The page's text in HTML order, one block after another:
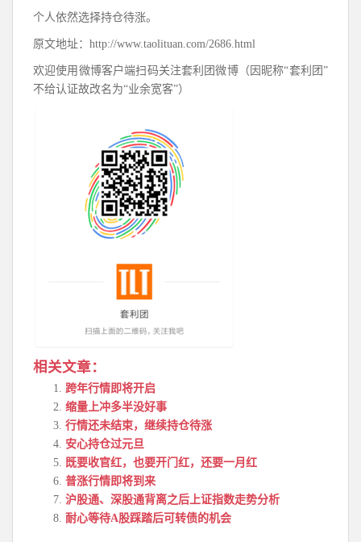
个人依然选择持仓待涨。​​​​
原文地址：http://www.taolituan.com/2686.html
欢迎使用微博客户端扫码关注套利团微博（因昵称“套利团”
不给认证故改名为“业余宽客”）
相关文章：
跨年行情即将开启
缩量上冲多半没好事
行情还未结束，继续持仓待涨
安心持仓过元旦
既要收官红，也要开门红，还要一月红
普涨行情即将到来
沪股通、深股通背离之后上证指数走势分析
耐心等待A股踩踏后可转债的机会